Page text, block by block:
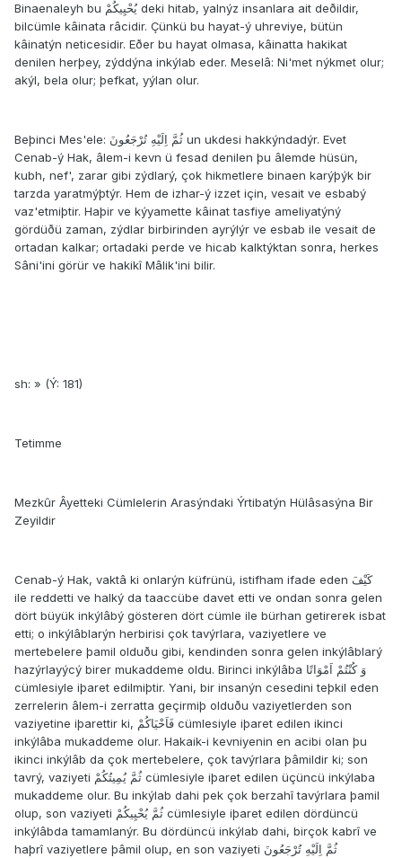
Binaenaleyh bu يُحْيِيكُمْ deki hitab, yalnýz insanlara ait deðildir,
bilcümle kâinata râcidir. Çünkü bu hayat-ý uhreviye, bütün
kâinatýn neticesidir. Eðer bu hayat olmasa, kâinatta hakikat
denilen herþey, zýddýna inkýlab eder. Meselâ: Ni'met nýkmet olur;
akýl, bela olur; þefkat, yýlan olur.
Beþinci Mes'ele: ثُمَّ اِلَيْهِ تُرْجَعُونَ un ukdesi hakkýndadýr. Evet
Cenab-ý Hak, âlem-i kevn ü fesad denilen þu âlemde hüsün,
kubh, nef', zarar gibi zýdlarý, çok hikmetlere binaen karýþýk bir
tarzda yaratmýþtýr. Hem de izhar-ý izzet için, vesait ve esbabý
vaz'etmiþtir. Haþir ve kýyamette kâinat tasfiye ameliyatýný
gördüðü zaman, zýdlar birbirinden ayrýlýr ve esbab ile vesait de
ortadan kalkar; ortadaki perde ve hicab kalktýktan sonra, herkes
Sâni'ini görür ve hakikî Mâlik'ini bilir.
sh: » (Ý: 181)
Tetimme
Mezkûr Âyetteki Cümlelerin Arasýndaki Ýrtibatýn Hülâsasýna Bir
Zeyildir
Cenab-ý Hak, vaktâ ki onlarýn küfrünü, istifham ifade eden كَيْفَ
ile reddetti ve halký da taaccübe davet etti ve ondan sonra gelen
dört büyük inkýlâbý gösteren dört cümle ile bürhan getirerek isbat
etti; o inkýlâblarýn herbirisi çok tavýrlara, vaziyetlere ve
mertebelere þamil olduðu gibi, kendinden sonra gelen inkýlâblarý
hazýrlayýcý birer mukaddeme oldu. Birinci inkýlâba وَ كُنْتُمْ اَمْوَاتًا
cümlesiyle iþaret edilmiþtir. Yani, bir insanýn cesedini teþkil eden
zerrelerin âlem-i zerratta geçirmiþ olduðu vaziyetlerden son
vaziyetine iþarettir ki, فَاَحْيَاكُمْ cümlesiyle iþaret edilen ikinci
inkýlâba mukaddeme olur. Hakaik-i kevniyenin en acibi olan þu
ikinci inkýlâb da çok mertebelere, çok tavýrlara þâmildir ki; son
tavrý, vaziyeti ثُمَّ يُمِيتُكُمْ cümlesiyle iþaret edilen üçüncü inkýlaba
mukaddeme olur. Bu inkýlab dahi pek çok berzahî tavýrlara þamil
olup, son vaziyeti ثُمَّ يُحْيِيكُمْ cümlesiyle iþaret edilen dördüncü
inkýlâbda tamamlanýr. Bu dördüncü inkýlab dahi, birçok kabrî ve
haþrî vaziyetlere þâmil olup, en son vaziyeti ثُمَّ اِلَيْهِ تُرْجَعُونَ